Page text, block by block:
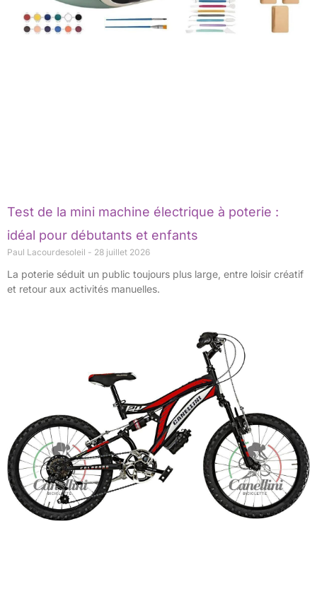
Test de la mini machine électrique à poterie :
idéal pour débutants et enfants
Paul Lacourdesoleil 28 juillet 2026
La poterie séduit un public toujours plus large, entre loisir créatif
et retour aux activités manuelles.